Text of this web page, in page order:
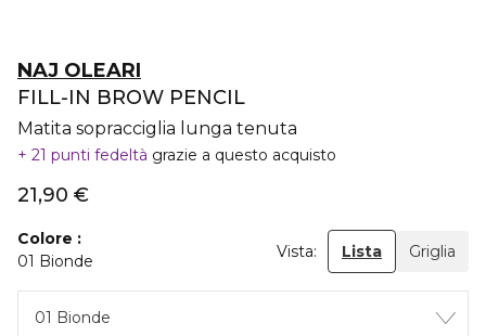
NAJ OLEARI
FILL-IN BROW PENCIL
Matita sopracciglia lunga tenuta
21 punti fedeltà grazie a questo acquisto
21,90 €
Colore
01 Bionde
Vista: Lista Griglia
01 Bionde